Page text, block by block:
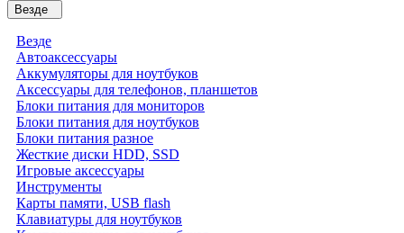
Везде
Везде
Автоаксессуары
Аккумуляторы для ноутбуков
Аксессуары для телефонов, планшетов
Блоки питания для мониторов
Блоки питания для ноутбуков
Блоки питания разное
Жесткие диски HDD, SSD
Игровые аксессуары
Инструменты
Карты памяти, USB flash
Клавиатуры для ноутбуков